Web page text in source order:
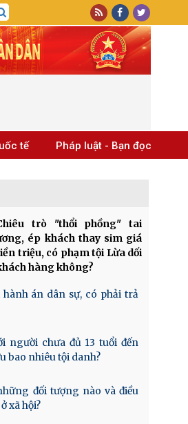
tế Pháp luật - Bạn đọc
trò "thổi phồng" tai
ép khách thay sim giá
triệu, có phạm tội Lừa dối
hàng không?
án dân sự, có phải trả
người chưa đủ 13 tuổi đến
bao nhiêu tội danh?
đối tượng nào và điều
xã hội?